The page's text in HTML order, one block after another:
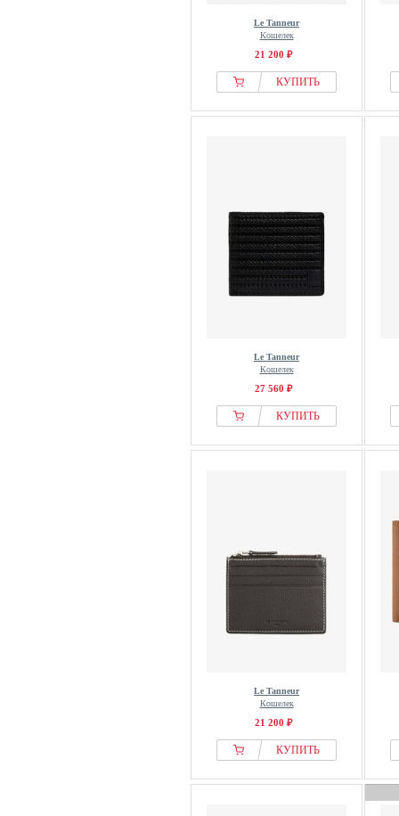
Le Tanneur
Кошелек
21 200 ₽
КУПИТЬ
Le Tanneur
Кошелек
27 560 ₽
КУПИТЬ
Le Tanneur
Кошелек
21 200 ₽
КУПИТЬ